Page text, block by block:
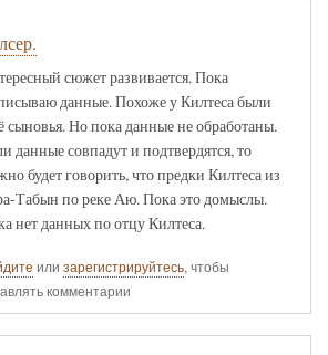
сюжет развивается. Пока
данные. Похоже у Килтеса были
сыновья. Но пока данные не обработаны.
данные совпадут и подтвердятся, то
будет говорить, что предки Килтеса из
Табын по реке Аю. Пока это домыслы.
нет данных по отцу Килтеса.
или зарегистрируйтесь, чтобы
комментарии